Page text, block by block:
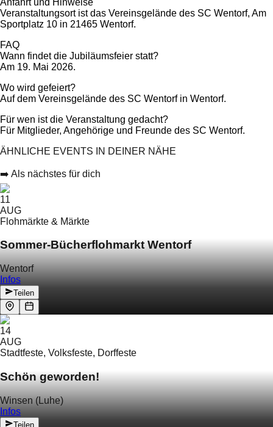
Veranstaltungsort ist das Vereinsgelände des SC Wentorf, Am
Sportplatz 10 in 21465 Wentorf.
FAQ
Wann findet die Jubiläumsfeier statt?
Am 19. Mai 2026.
Wo wird gefeiert?
Auf dem Vereinsgelände des SC Wentorf in Wentorf.
Für wen ist die Veranstaltung gedacht?
Für Mitglieder, Angehörige und Freunde des SC Wentorf.
ÄHNLICHE EVENTS IN DEINER NÄHE
➡️ Als nächstes für dich
11
AUG
Flohmärkte & Märkte
Sommer-Bücherflohmarkt Wentorf
Wentorf
Infos
Teilen
14
AUG
Stadtfeste, Volksfeste, Dorffeste
Schön geworden!
Winsen (Luhe)
Infos
Teilen